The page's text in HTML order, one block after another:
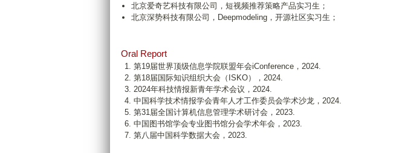
北京爱奇艺科技有限公司，短视频推荐策略产品实习生；
北京深势科技有限公司，Deepmodeling，开源社区实习生；
Oral Report
第19届世界顶级信息学院联盟年会iConference，2024.
第18届国际知识组织大会（ ISKO），2024.
2024年科技情报新青年学术会议，2024.
中国科学技术情报学会青年人才工作委员会学术沙龙，2024.
第31届全国计算机信息管理学术研讨会，2023.
中国图书馆学会专业图书馆分会学术年会，2023.
第八届中国科学数据大会，2023.